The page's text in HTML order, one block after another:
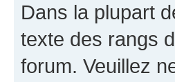
Dans la plupart
texte des rangs
forum. Veuillez